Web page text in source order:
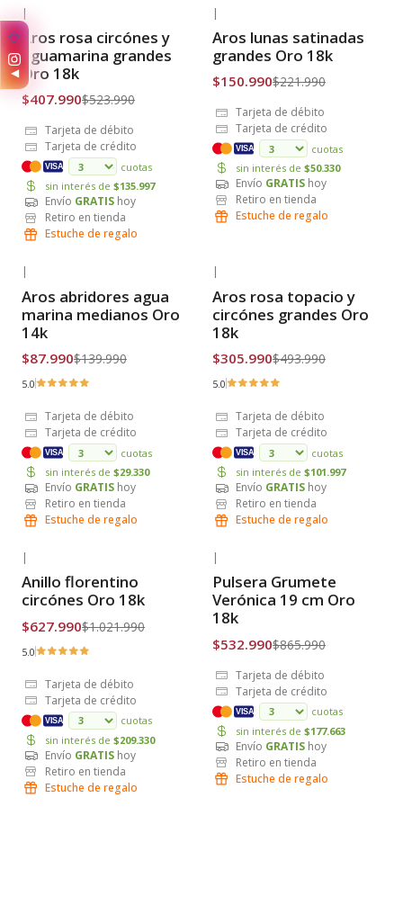
Envío Gratis
|
Aros rosa circónes y
aguamarina grandes
Oro 18k
$407.990$523.990
Tarjeta de débito
Tarjeta de crédito
VISA
cuotas
sin interés de $135.997
Envío GRATIS hoy
Retiro en tienda
Estuche de regalo
Envío Gratis
|
Aros lunas satinadas
grandes Oro 18k
$150.990$221.990
Tarjeta de débito
Tarjeta de crédito
VISA
cuotas
sin interés de $50.330
Envío GRATIS hoy
Retiro en tienda
Estuche de regalo
Envío Gratis
|
Aros abridores agua
marina medianos Oro
14k
$87.990$139.990
5.0
Tarjeta de débito
Tarjeta de crédito
VISA
cuotas
sin interés de $29.330
Envío GRATIS hoy
Retiro en tienda
Estuche de regalo
Envío Gratis
|
Aros rosa topacio y
circónes grandes Oro
18k
$305.990$493.990
5.0
Tarjeta de débito
Tarjeta de crédito
VISA
cuotas
sin interés de $101.997
Envío GRATIS hoy
Retiro en tienda
Estuche de regalo
Envío Gratis
|
Anillo florentino
circónes Oro 18k
$627.990$1.021.990
5.0
Tarjeta de débito
Tarjeta de crédito
VISA
cuotas
sin interés de $209.330
Envío GRATIS hoy
Retiro en tienda
Estuche de regalo
Envío Gratis
|
Pulsera Grumete
Verónica 19 cm Oro
18k
$532.990$865.990
Tarjeta de débito
Tarjeta de crédito
VISA
cuotas
sin interés de $177.663
Envío GRATIS hoy
Retiro en tienda
Estuche de regalo
✨
◀